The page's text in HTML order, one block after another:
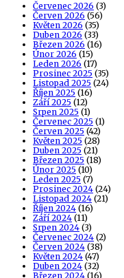
Červenec 2026 (3)
Červen 2026 (56)
Květen 2026 (35)
Duben 2026 (33)
Březen 2026 (16)
Únor 2026 (15)
Leden 2026 (17)
Prosinec 2025 (35)
Listopad 2025 (24)
Říjen 2025 (16)
Září 2025 (12)
Srpen 2025 (1)
Červenec 2025 (1)
Červen 2025 (42)
Květen 2025 (28)
Duben 2025 (21)
Březen 2025 (18)
Únor 2025 (10)
Leden 2025 (7)
Prosinec 2024 (24)
Listopad 2024 (21)
Říjen 2024 (16)
Září 2024 (11)
Srpen 2024 (3)
Červenec 2024 (2)
Červen 2024 (38)
Květen 2024 (47)
Duben 2024 (32)
Březen 2024 (16)